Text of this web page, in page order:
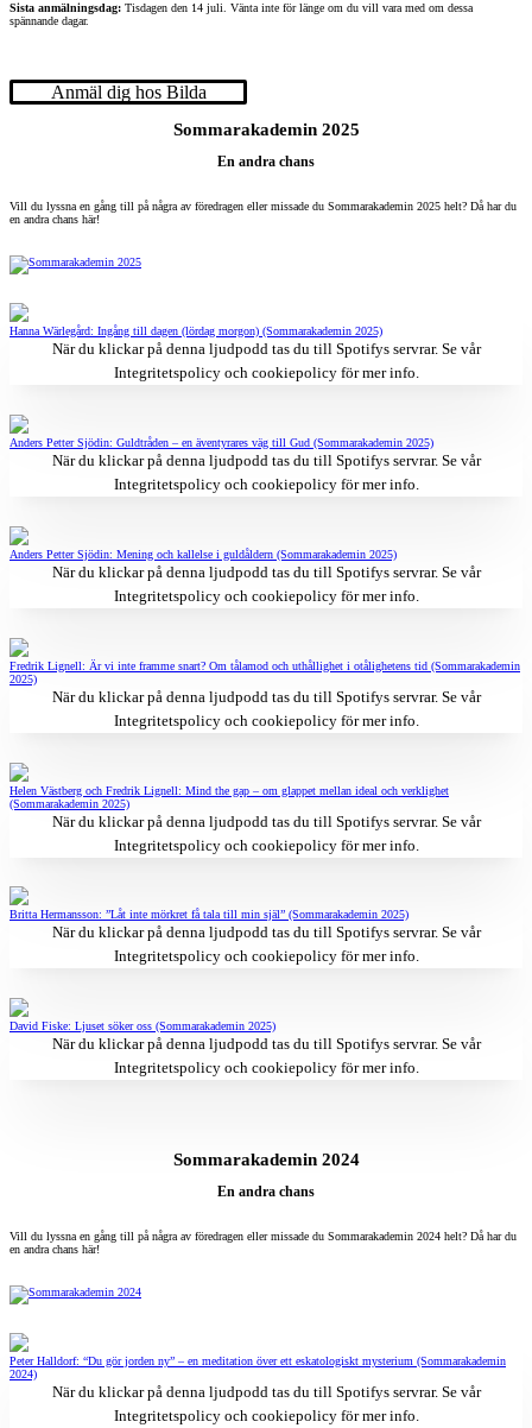
Sista anmälningsdag: Tisdagen den 14 juli. Vänta inte för länge om du vill vara med om dessa
spännande dagar.
Anmäl dig hos Bilda
Sommarakademin 2025
En andra chans
Vill du lyssna en gång till på några av föredragen eller missade du Sommarakademin 2025 helt? Då har du
en andra chans här!
Hanna Wärlegård: Ingång till dagen (lördag morgon) (Sommarakademin 2025)
När du klickar på denna ljudpodd tas du till Spotifys servrar. Se vår
Integritetspolicy och cookiepolicyför mer info.
Anders Petter Sjödin: Guldtråden – en äventyrares väg till Gud (Sommarakademin 2025)
När du klickar på denna ljudpodd tas du till Spotifys servrar. Se vår
Integritetspolicy och cookiepolicyför mer info.
Anders Petter Sjödin: Mening och kallelse i guldåldern (Sommarakademin 2025)
När du klickar på denna ljudpodd tas du till Spotifys servrar. Se vår
Integritetspolicy och cookiepolicyför mer info.
Fredrik Lignell: Är vi inte framme snart? Om tålamod och uthållighet i otålighetens tid (Sommarakademin
2025)
När du klickar på denna ljudpodd tas du till Spotifys servrar. Se vår
Integritetspolicy och cookiepolicyför mer info.
Helen Västberg och Fredrik Lignell: Mind the gap – om glappet mellan ideal och verklighet
(Sommarakademin 2025)
När du klickar på denna ljudpodd tas du till Spotifys servrar. Se vår
Integritetspolicy och cookiepolicyför mer info.
Britta Hermansson: ”Låt inte mörkret få tala till min själ” (Sommarakademin 2025)
När du klickar på denna ljudpodd tas du till Spotifys servrar. Se vår
Integritetspolicy och cookiepolicyför mer info.
David Fiske: Ljuset söker oss (Sommarakademin 2025)
När du klickar på denna ljudpodd tas du till Spotifys servrar. Se vår
Integritetspolicy och cookiepolicyför mer info.
Sommarakademin 2024
En andra chans
Vill du lyssna en gång till på några av föredragen eller missade du Sommarakademin 2024 helt? Då har du
en andra chans här!
Peter Halldorf: “Du gör jorden ny” – en meditation över ett eskatologiskt mysterium (Sommarakademin
2024)
När du klickar på denna ljudpodd tas du till Spotifys servrar. Se vår
Integritetspolicy och cookiepolicyför mer info.